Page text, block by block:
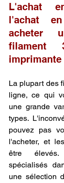
L'achat
l'achat
acheter
filament
imprimante
La plupart des
ligne, ce qui
une grande
types.
pouvez pas
l'acheter, et
être élevés.
spécialisés
une sélection